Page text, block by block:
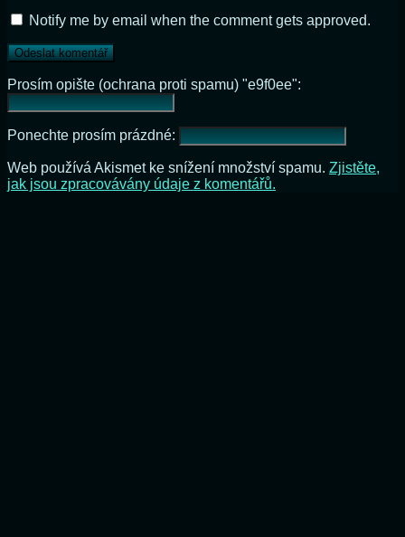
Notify me by email when the comment gets approved.
Prosím opište (ochrana proti spamu) "e9f0ee":
Ponechte prosím prázdné:
Web používá Akismet ke snížení množství spamu. Zjistěte,
jak jsou zpracovávány údaje z komentářů.